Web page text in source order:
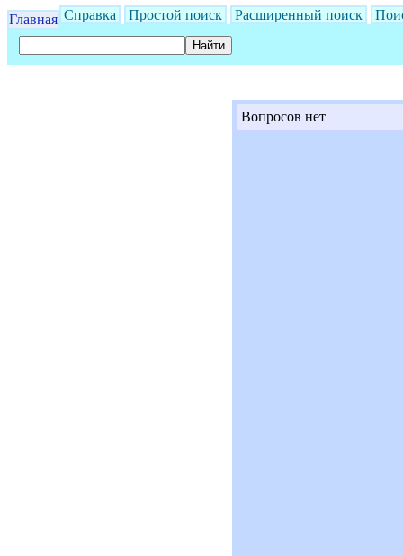
Главная Справка Простой поиск Расширенный поиск
Вопросов нет